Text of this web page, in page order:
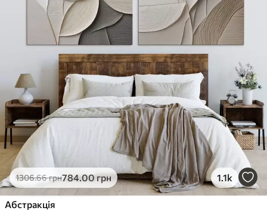
1306.66грн784.00грн 1.1k
Абстракція